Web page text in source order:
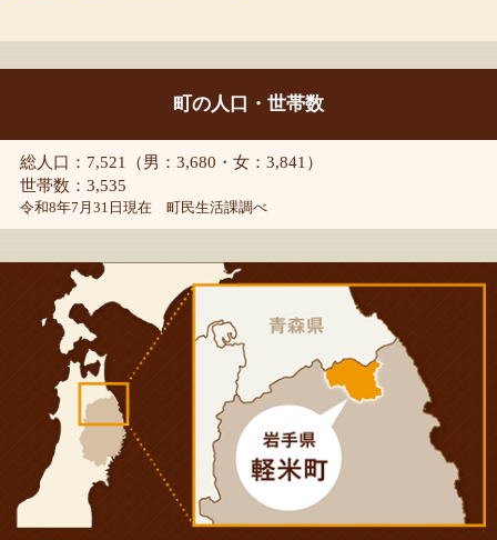
町の人口・世帯数
総人口：7,521（男：3,680・女：3,841）
世帯数：3,535
令和8年7月31日現在 町民生活課調べ